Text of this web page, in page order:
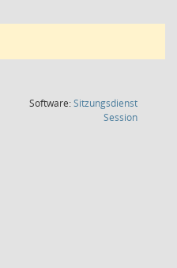
Software:Sitzungsdienst
Session(Wird in